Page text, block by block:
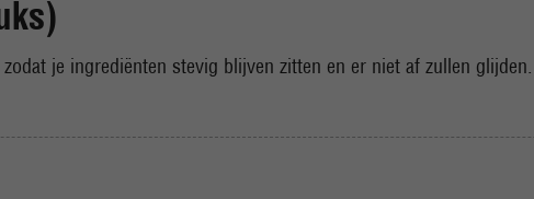
je ingrediënten stevig blijven zitten en er niet af zullen glijden.